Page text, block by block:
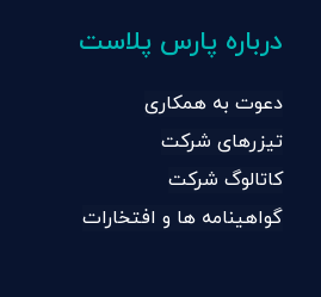
درباره پارس پلاست
دعوت به همکاری
تیزرهای شرکت
کاتالوگ شرکت
گواهینامه ها و افتخارات